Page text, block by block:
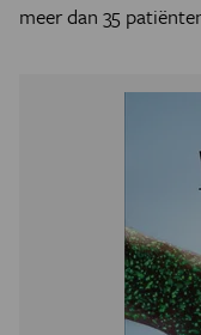
meer dan 35